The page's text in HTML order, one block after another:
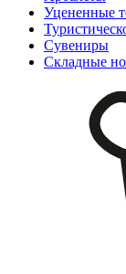
Уцененные
Сувениры
Складные